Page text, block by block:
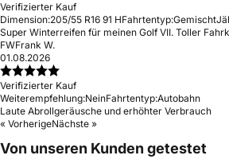
Verifizierter Kauf
Dimension:205/55 R16 91 HFahrtentyp:Gemischt
Super Winterreifen für meinen Golf VII. Toller
FWFrank W.
01.08.2026
Verifizierter Kauf
Weiterempfehlung:NeinFahrtentyp:Autobahn
Laute Abrollgeräusche und erhöhter Verbrauch
« VorherigeNächste »
Von unseren Kunden getestet